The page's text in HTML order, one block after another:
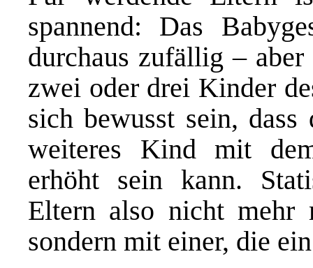
spannend: Das
durchaus zufällig –
zwei oder drei Kinder
sich bewusst sein,
weiteres Kind mit
erhöht sein kann.
Eltern also nicht mehr
sondern mit einer, die